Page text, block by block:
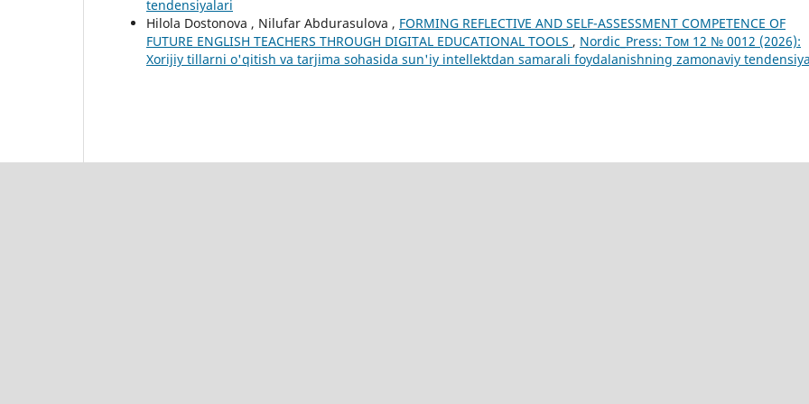
tendensiyalari
Hilola Dostonova , Nilufar Abdurasulova , FORMING REFLECTIVE AND SELF-ASSESSMENT COMPETENCE OF
FUTURE ENGLISH TEACHERS THROUGH DIGITAL EDUCATIONAL TOOLS , Nordic_Press: Том 12 № 0012 (2026):
Xorijiy tillarni o'qitish va tarjima sohasida sun'iy intellektdan samarali foydalanishning zamonaviy